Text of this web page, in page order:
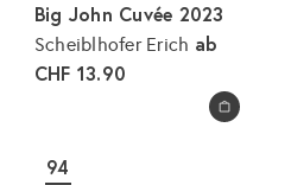
In den Warenkorb legen
Big John Cuvée 2023
Scheiblhofer Erich ab
CHF 13.90
94